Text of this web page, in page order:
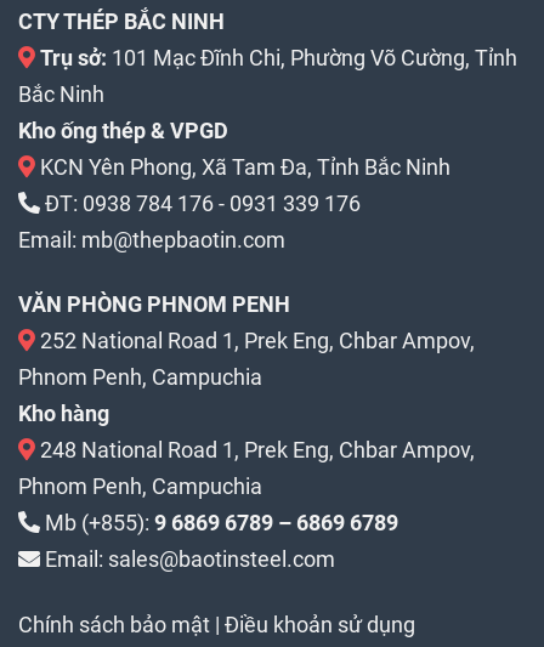
CTY THÉP BẮC NINH
Trụ sở: 101 Mạc Đĩnh Chi, Phường Võ Cường, Tỉnh
Bắc Ninh
Kho ống thép & VPGD
KCN Yên Phong, Xã Tam Đa, Tỉnh Bắc Ninh
ĐT: 0938 784 176- 0931 339 176
Email: mb@thepbaotin.com
VĂN PHÒNG PHNOM PENH
252 National Road 1, Prek Eng, Chbar Ampov,
Phnom Penh, Campuchia
Kho hàng
248 National Road 1, Prek Eng, Chbar Ampov,
Phnom Penh, Campuchia
Mb (+855): 9 6869 6789 – 6869 6789
Email: sales@baotinsteel.com
Chính sách bảo mật | Điều khoản sử dụng